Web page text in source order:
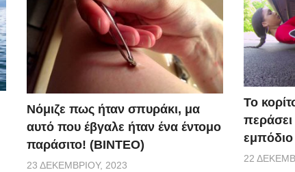
Νόμιζε πως ήταν σπυράκι, μα
αυτό που έβγαλε ήταν ένα έντομο
παράσιτο! (BINTEO)
23 ΔΕΚΕΜΒΡΊΟΥ, 2023
Το
22